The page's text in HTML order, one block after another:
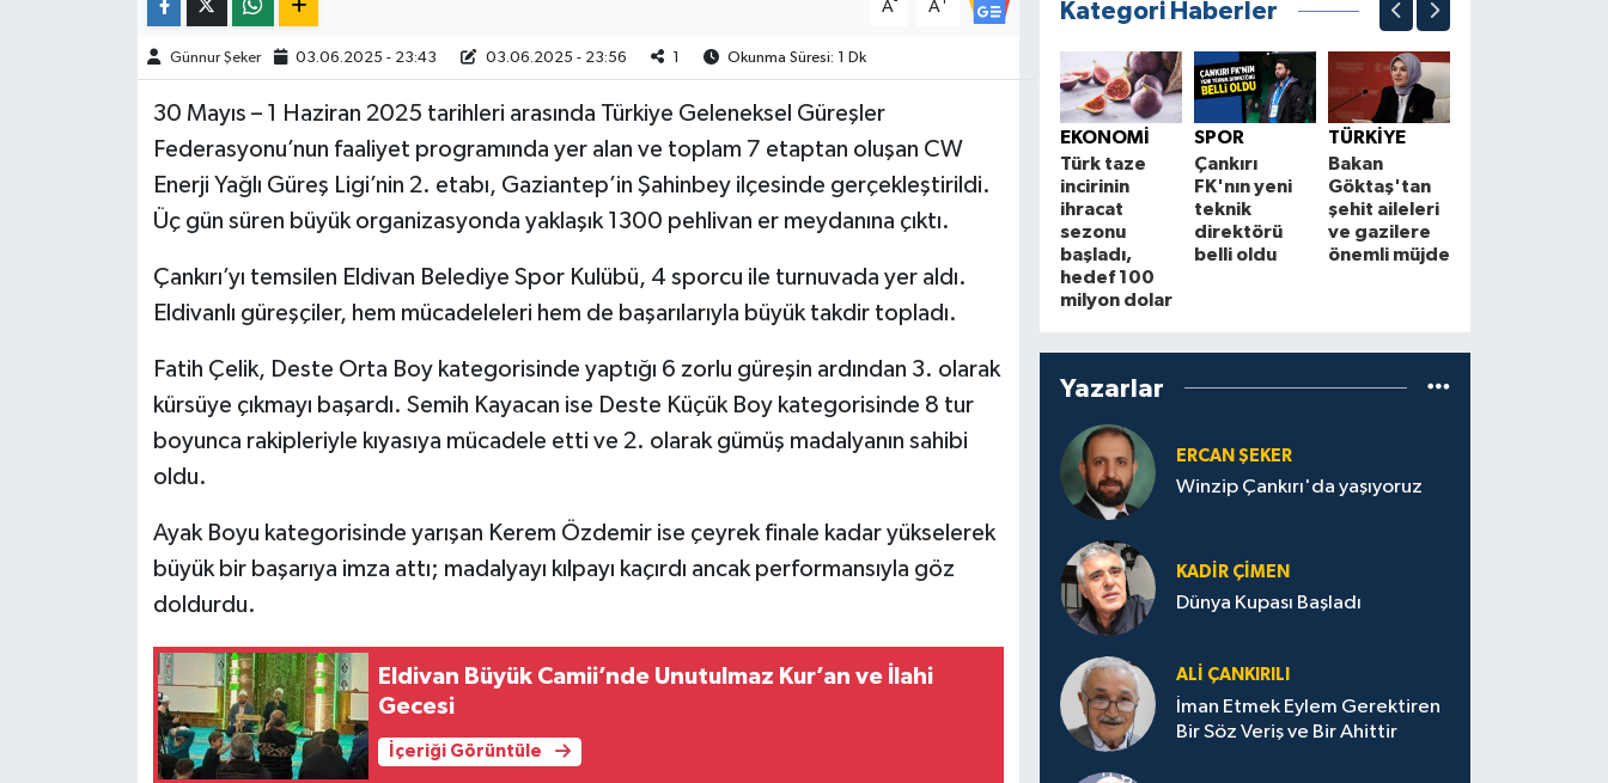
A A
Günnur Şeker 03.06.2025 - 23:43 03.06.2025 - 23:56 1 Okunma Süresi: 1 Dk
30 Mayıs – 1 Haziran 2025 tarihleri arasında Türkiye Geleneksel Güreşler
Federasyonu’nun faaliyet programında yer alan ve toplam 7 etaptan oluşan CW
Enerji Yağlı Güreş Ligi’nin 2. etabı, Gaziantep’in Şahinbey ilçesinde gerçekleştirildi.
Üç gün süren büyük organizasyonda yaklaşık 1300 pehlivan er meydanına çıktı.
Çankırı’yı temsilen Eldivan Belediye Spor Kulübü, 4 sporcu ile turnuvada yer aldı.
Eldivanlı güreşçiler, hem mücadeleleri hem de başarılarıyla büyük takdir topladı.
Fatih Çelik, Deste Orta Boy kategorisinde yaptığı 6 zorlu güreşin ardından 3. olarak
kürsüye çıkmayı başardı. Semih Kayacan ise Deste Küçük Boy kategorisinde 8 tur
boyunca rakipleriyle kıyasıya mücadele etti ve 2. olarak gümüş madalyanın sahibi
oldu.
Ayak Boyu kategorisinde yarışan Kerem Özdemir ise çeyrek finale kadar yükselerek
büyük bir başarıya imza attı; madalyayı kılpayı kaçırdı ancak performansıyla göz
doldurdu.
Eldivan Büyük Camii’nde Unutulmaz Kur’an ve İlahi
Gecesi
İçeriği Görüntüle
Kategori Haberler
EKONOMİ
Türk taze
incirinin
ihracat
sezonu
başladı,
hedef 100
milyon dolar
SPOR
Çankırı
FK'nın yeni
teknik
direktörü
belli oldu
TÜRKİYE
Bakan
Göktaş'tan
şehit aileleri
ve gazilere
önemli müjde
Yazarlar
ERCAN ŞEKER
Winzip Çankırı'da yaşıyoruz
KADIR ÇIMEN
Dünya Kupası Başladı
ALI ÇANKIRILI
İman Etmek Eylem Gerektiren
Bir Söz Veriş ve Bir Ahittir
TÜRKİYE